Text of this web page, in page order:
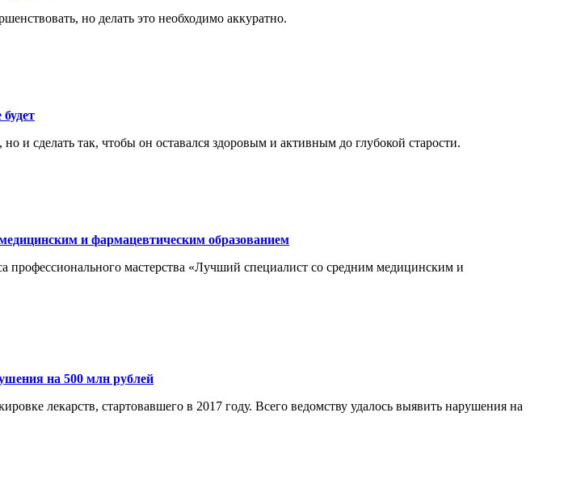
но делать это необходимо аккуратно.
и сделать так, чтобы он оставался здоровым и активным до глубокой старости.
и фармацевтическим образованием
мастерства «Лучший специалист со средним медицинским и
на 500 млн рублей
лекарств, стартовавшего в 2017 году. Всего ведомству удалось выявить нарушения на